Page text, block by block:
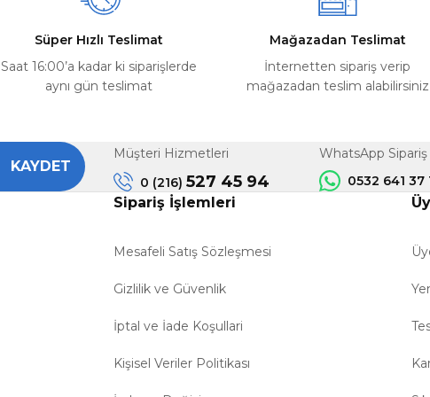
Gönder
Süper Hızlı Teslimat
Saat 16:00’a kadar ki siparişlerde
aynı gün teslimat
Mağazadan Teslimat
İnternetten sipariş verip
mağazadan teslim alabilirsiniz
KAYDET
Müşteri Hizmetleri
0 (216) 527 45 94
WhatsApp Sipariş
0532 641 37
Sipariş İşlemleri
Mesafeli Satış Sözleşmesi
Gizlilik ve Güvenlik
İptal ve İade Koşullari
Kişisel Veriler Politikası